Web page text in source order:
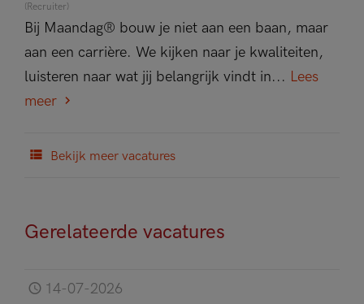
(Recruiter)
Bij Maandag® bouw je niet aan een baan, maar
aan een carrière. We kijken naar je kwaliteiten,
luisteren naar wat jij belangrijk vindt in... Lees
meer
Bekijk meer vacatures
Gerelateerde vacatures
14-07-2026